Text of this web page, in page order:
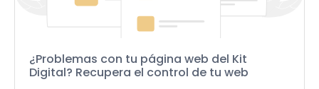
¿Problemas con tu página web del Kit
Digital? Recupera el control de tu web